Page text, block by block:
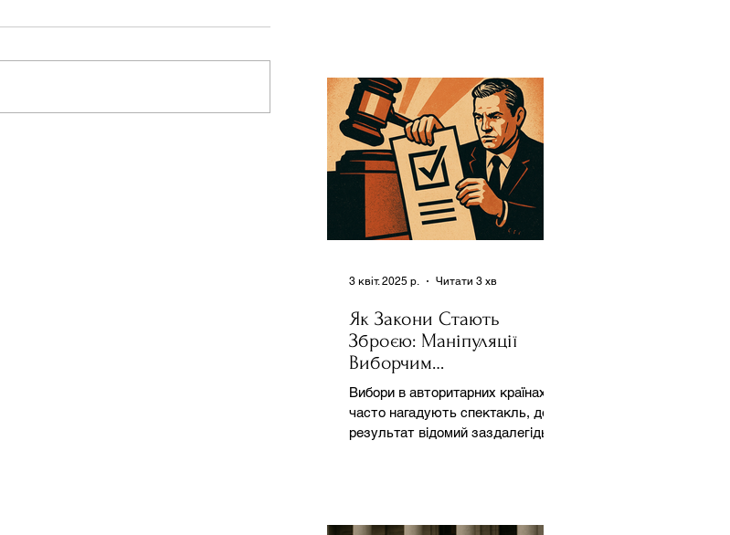
Як Закони Стають
Зброєю: Маніпуляції
Виборчим
Законодавством в
Автократіях
Вибори в авторитарних країнах
часто нагадують спектакль, де
результат відомий заздалегідь.
3 квіт. 2025 р. Читати 3 хв